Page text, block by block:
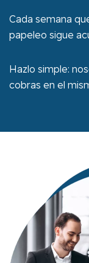
Cada semana
papeleo sigue
Hazlo simple:
cobras en el